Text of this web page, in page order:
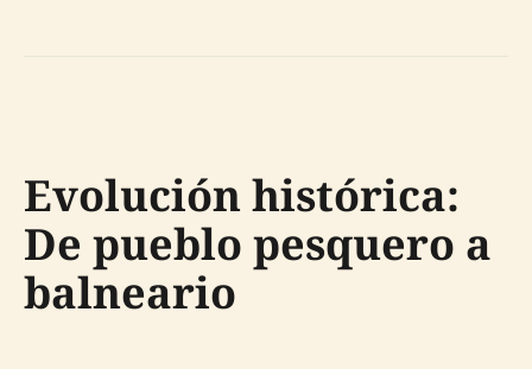
Evolución histórica:
De pueblo pesquero a
balneario